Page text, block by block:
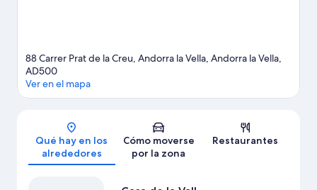
88 Carrer Prat de la Creu, Andorra la Vella, Andorra la Vella,
AD500
Ver en el mapa
Qué hay en los
alrededores
Cómo moverse
por la zona
Restaurantes